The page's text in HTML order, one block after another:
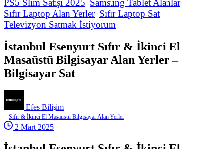
PS5 Slim Satışı 2025 Samsung Tablet Alanlar
Sıfır Laptop Alan Yerler Sıfır Laptop Sat
Televizyon Satmak İstiyorum
İstanbul Esenyurt Sıfır & İkinci El
Masaüstü Bilgisayar Alan Yerler –
Bilgisayar Sat
Efes Bilişim
Sıfır & İkinci El Masaüstü Bilgisayar Alan Yerler
2 Mart 2025